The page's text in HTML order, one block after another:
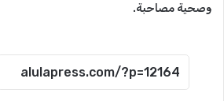
وصحية مصاحبة.